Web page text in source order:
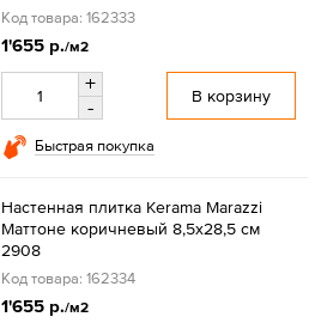
Код товара: 162333
1'655 р./м2
+
-
В корзину
Быстрая покупка
Настенная плитка Kerama Marazzi
Маттоне коричневый 8,5х28,5 см
2908
Код товара: 162334
1'655 р./м2